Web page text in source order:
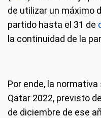
de utilizar un máximo
partido hasta el 31 de
la continuidad de la
Por ende, la normativa
Qatar 2022, previsto
de diciembre de ese